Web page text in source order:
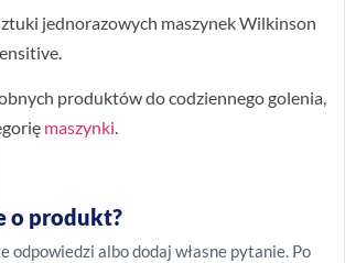
jednorazowych maszynek Wilkinson
produktów do codziennego golenia,
maszynki.
o produkt?
odpowiedzi albo dodaj własne pytanie. Po